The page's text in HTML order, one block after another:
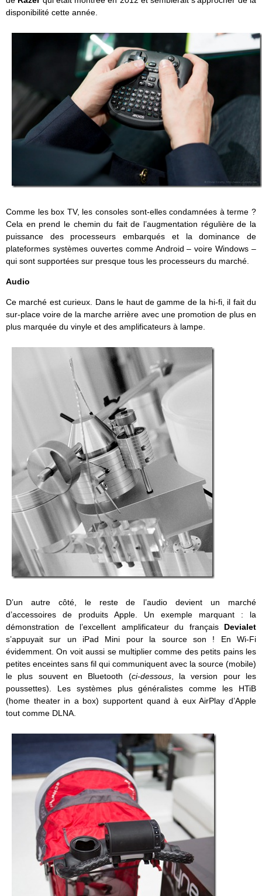
disponibilité cette année.
Comme les box TV, les consoles sont-elles condamnées à terme ?
Cela en prend le chemin du fait de l’augmentation régulière de la
puissance des processeurs embarqués et la dominance de
plateformes systèmes ouvertes comme Android – voire Windows –
qui sont supportées sur presque tous les processeurs du marché.
Audio
Ce marché est curieux. Dans le haut de gamme de la hi-fi, il fait du
sur-place voire de la marche arrière avec une promotion de plus en
plus marquée du vinyle et des amplificateurs à lampe.
D’un autre côté, le reste de l’audio devient un marché
d’accessoires de produits Apple. Un exemple marquant : la
démonstration de l’excellent amplificateur du français Devialet
s’appuyait sur un iPad Mini pour la source son ! En Wi-Fi
évidemment. On voit aussi se multiplier comme des petits pains les
petites enceintes sans fil qui communiquent avec la source (mobile)
le plus souvent en Bluetooth (ci-dessous, la version pour les
poussettes). Les systèmes plus généralistes comme les HTiB
(home theater in a box) supportent quand à eux AirPlay d’Apple
tout comme DLNA.